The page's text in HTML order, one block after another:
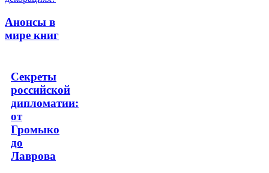
Анонсы в
мире книг
Секреты
российской
дипломатии:
от
Громыко
до
Лаврова